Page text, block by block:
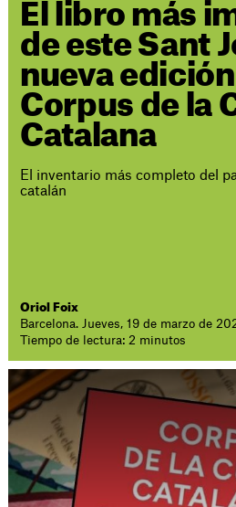
El libro más
de este Sant
nueva edición
Corpus de la
Catalana
El inventario más completo del
catalán
Oriol Foix
Barcelona. Jueves, 19 de marzo de
Tiempo de lectura: 2 minutos